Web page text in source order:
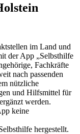
im Land und
der App „Selbsthilfe
Fachkräfte
nach passenden
nützliche
und Hilfsmittel für
werden.
keine
hergestellt.